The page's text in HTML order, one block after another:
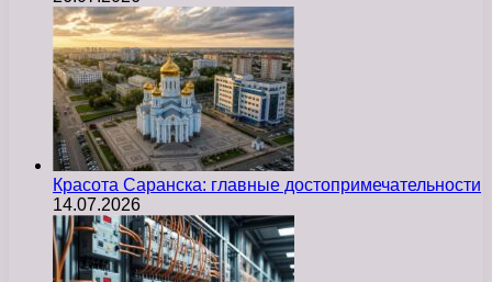
Красота Саранска: главные достопримечательности
14.07.2026